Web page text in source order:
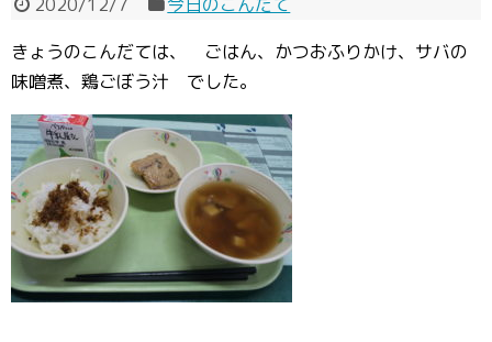
きょうのこんだては、 ごはん、かつおふりかけ、サバの
味噌煮、鶏ごぼう汁 でした。